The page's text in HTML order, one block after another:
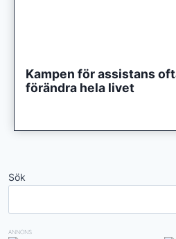
Kampen för assistans
förändra hela livet
Sök
ANNONS